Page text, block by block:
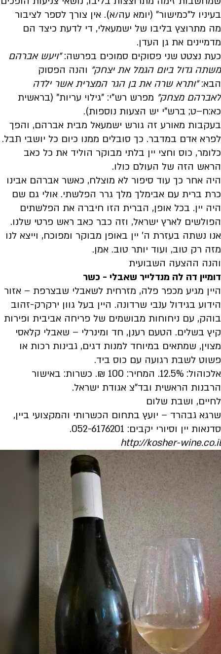
בעיניו ל"כמישור" (יומא עה/א). אין צורך לספר לציבור
מה מתרוצץ בליבו של ישמעאלי, די לדעת כיצד הם
מדמיינים את גן העדן.
כעת נצטט שני פסוקים סמוכים בפרשה:"ויעש אברהם
משתה גדול ביום הגמל את יצחק" והנה הפסוק
הבא:"ותרא שרה את בן הגר המצרית אשר ילדה
לאברהם מצחק" מפרש רש"י: "גילוי עריות" (בראשית
כא:ח–ט; ברש"י יש הצעות נוספות).
בעקבות מאורע זה גורש ישמעאל מבית אברהם, והפך
לפרא אדם במדבר. כך סובלים ממנו כיום כל יושבי תבל.
כלומר, כוס וחצי יין בלתי מבוקר הוליד את כל כאב
הראש הזה של העולם כולו.
היה אחר כך עוד סיפור לא מוצלח, כאשר אברהם אבינו
כרת ברית עם אבימלך מלך גרר הפלשתי. אולי גם שם
היה יין. בכל אופן, הברית הזו חיברה את הפלשתים
הפולשים לארץ ישראל, וזה כבר כאב ראש פרטי שלנו.
אנו נשתה בעזרת ה' יין באופן מבוקר ומפוכח, וייצא לנו
מזה רק טוב, ועוד יותר טוב. אמן.
והנה ההצעה השבועית
דומיין דה לה מנדלייר שאבלי - כשר
היין מגיע מכפר פלה, מזרחית לשאבלי שבצרפת – אזור
הידוע בגידול ענבי שרדונה. היין בעל גוון ירקרק-זהוב
בוהק, עם ניחוחות מבושמים של פריחה אביבית ופירות
קיץ בשלים. הטעם רענן, חד ומינרלי – שאבלי קלאסי
מצוין, שמתאים במיוחד למנות דגים, גבינות רכות או
פשוט לשבת רגועה עם כוס ביד.
אלכוהול: 12.5%. המחיר: 100 ₪. כשרות: באישור
הרבנות הראשית ובד"צ אגודת ישראל.
לחיים, ושבת שלום
שרגא גבהרד – יועץ בתחום הכשרותי והמקצועי ביין,
סדנאות יין וסיורי יקבים: 052-6176201
.
http://kosher-wine.co.il